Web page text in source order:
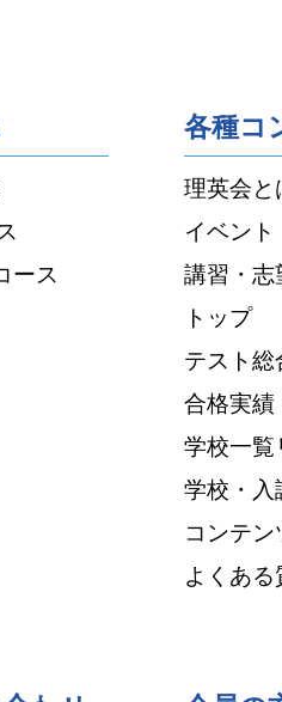
ース
各種コ
理英会と
イベント
講習・志
トップ
テスト総
合格実績
学校一覧
学校・入
コンテン
よくある